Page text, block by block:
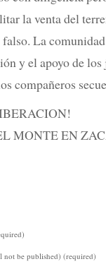
la venta del
La
y el apoyo de
compañeros
MONTE EN
be published) (required)